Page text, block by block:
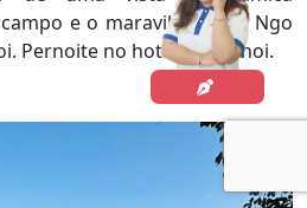
e o maravilhoso rio Ngo
Pernoite no hotel em Hanoi.